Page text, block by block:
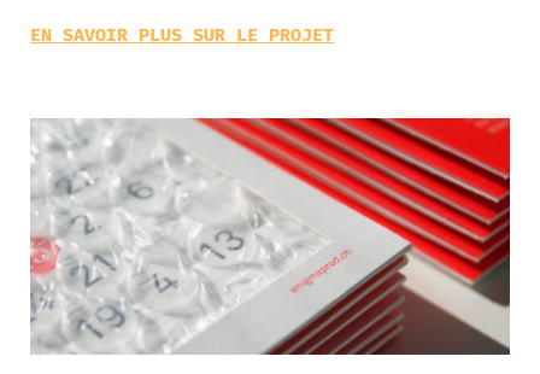
EN SAVOIR PLUS SUR LE PROJET